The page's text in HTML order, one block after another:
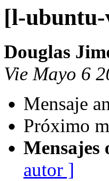
[l-ubuntu-
Douglas
Vie Mayo 6
Mensaje
Próximo
Mensajes
autor ]